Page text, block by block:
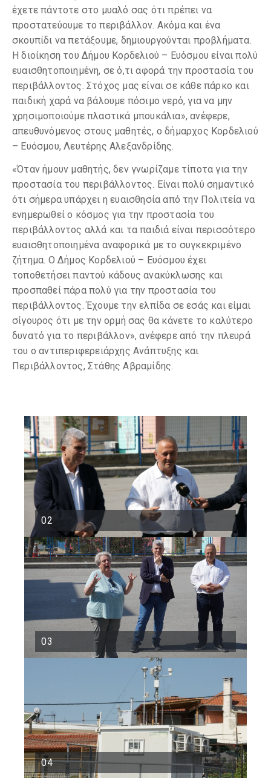
έχετε πάντοτε στο μυαλό σας ότι πρέπει να
προστατεύουμε το περιβάλλον. Ακόμα και ένα
σκουπίδι να πετάξουμε, δημιουργούνται προβλήματα.
Η διοίκηση του Δήμου Κορδελιού – Ευόσμου είναι πολύ
ευαισθητοποιημένη, σε ό,τι αφορά την προστασία του
περιβάλλοντος. Στόχος μας είναι σε κάθε πάρκο και
παιδική χαρά να βάλουμε πόσιμο νερό, για να μην
χρησιμοποιούμε πλαστικά μπουκάλια», ανέφερε,
απευθυνόμενος στους μαθητές, ο δήμαρχος Κορδελιού
– Ευόσμου, Λευτέρης Αλεξανδρίδης.
«Όταν ήμουν μαθητής, δεν γνωρίζαμε τίποτα για την
προστασία του περιβάλλοντος. Είναι πολύ σημαντικό
ότι σήμερα υπάρχει η ευαισθησία από την Πολιτεία να
ενημερωθεί ο κόσμος για την προστασία του
περιβάλλοντος αλλά και τα παιδιά είναι περισσότερο
ευαισθητοποιημένα αναφορικά με το συγκεκριμένο
ζήτημα. Ο Δήμος Κορδελιού – Ευόσμου έχει
τοποθετήσει παντού κάδους ανακύκλωσης και
προσπαθεί πάρα πολύ για την προστασία του
περιβάλλοντος. Έχουμε την ελπίδα σε εσάς και είμαι
σίγουρος ότι με την ορμή σας θα κάνετε το καλύτερο
δυνατό για το περιβάλλον», ανέφερε από την πλευρά
του ο αντιπεριφερειάρχης Ανάπτυξης και
Περιβάλλοντος, Στάθης Αβραμίδης.
02
03
04